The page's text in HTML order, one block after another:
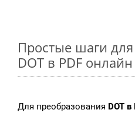
Простые шаги
DOT в PDF онлайн
Для преобразования DOT в